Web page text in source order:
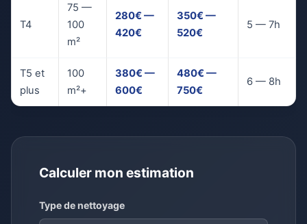
T4
75 —
100
m²
280€ —
420€
350€ —
520€
5 — 7h
T5 et
plus
100
m²+
380€ —
600€
480€ —
750€
6 — 8h
Calculer mon estimation
Type de nettoyage